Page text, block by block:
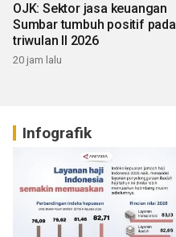
OJK: Sektor jasa keuangan
Sumbar tumbuh positif pada
triwulan II 2026
20 jam lalu
Infografik